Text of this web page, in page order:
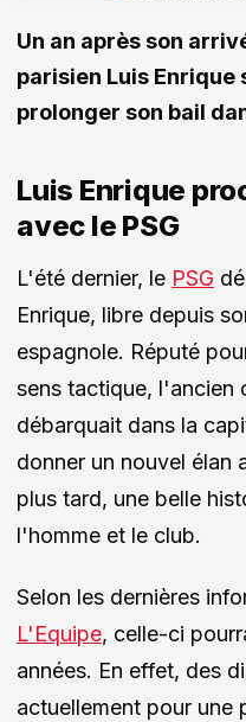
Un an après son
parisien Luis Enrique
prolonger son bail
Luis Enrique
avec le PSG
L'été dernier, le PSG
Enrique, libre depuis
espagnole. Réputé
sens tactique, l'ancien
débarquait dans la
donner un nouvel élan
plus tard, une belle
l'homme et le club.
Selon les dernières
L'Equipe, celle-ci
années. En effet, des
actuellement pour une